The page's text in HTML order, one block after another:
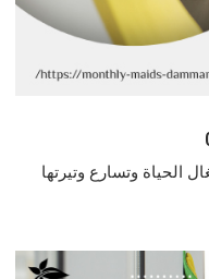
الحياة وتسارع وتيرتها